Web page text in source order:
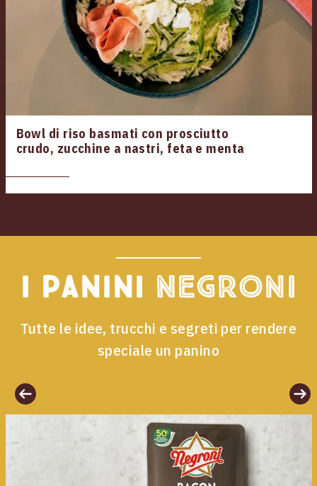
Bowl di riso basmati con prosciutto
crudo, zucchine a nastri, feta e menta
I panini Negroni
Tutte le idee, trucchi e segreti per rendere
speciale un panino